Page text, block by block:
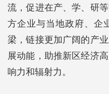
流，促进在产、学、研
方企业与当地政府、企
梁，链接更加广阔的产
展动能，助推新区经济
响力和辐射力。